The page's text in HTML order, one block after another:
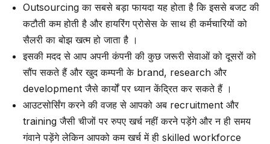
Outsourcing का सबसे बड़ा फायदा यह होता है कि इससे बजट की
कटौती कम होती है और हायरिंग प्रोसेस के साथ ही कर्मचारियों को
सैलरी का बोझ खत्म हो जाता है ।
इसकी मदद से आप अपनी कंपनी की कुछ जरूरी सेवाओं को दूसरों को
सौंप सकते हैं और खुद कम्पनी के brand, research और
development जैसे कार्यों पर ध्यान केंद्रित कर सकते हैं ।
आउटसोर्सिंग करने की वजह से आपको अब recruitment और
training जैसी चीजों पर रुपए खर्च नहीं करने पड़ेंगे और न ही समय
गंवाने पड़ेंगे लेकिन आपको कम खर्च में ही skilled workforce